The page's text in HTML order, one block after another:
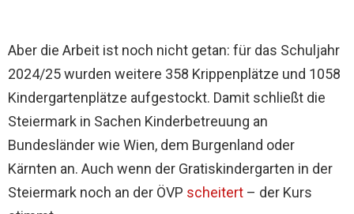
Aber die Arbeit ist noch nicht getan: für das Schuljahr
2024/25 wurden weitere 358 Krippenplätze und 1058
Kindergartenplätze aufgestockt. Damit schließt die
Steiermark in Sachen Kinderbetreuung an
Bundesländer wie Wien, dem Burgenland oder
Kärnten an. Auch wenn der Gratiskindergarten in der
Steiermark noch an der ÖVP scheitert – der Kurs